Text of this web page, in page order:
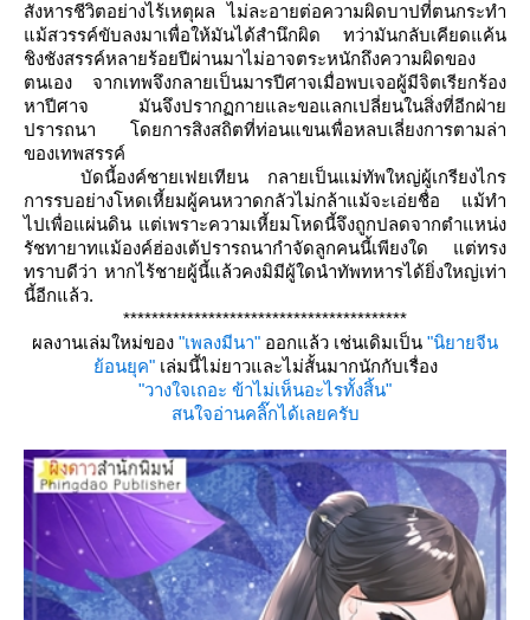
สังหารชีวิตอย่างไร้เหตุผลไม่ละอายต่อความผิดบาปที่ตนกระทำ
ม้สวรรค์ขับลงมาเพื่อให้มันได้สำนึกผิด ทว่ามันกลับเคียดแค้น
ชิงชังสรรค์หลายร้อยปีผ่านมาไม่อาจตระหนักถึงความผิดของ
ตนเอง จากเทพจึงกลายเป็นมารปีศาจเมื่อพบเจอผู้มีจิตเรียกร้อง
หาปีศาจ
มันจึงปรากฏกายและขอแลกเปลี่ยนในสิ่งที่อีกฝ่า
ปรารถนา
ดยการสิงสถิตที่ท่อนแขนเพื่อหลบเลี่ยงการตามล่า
ของเทพสรรค์
บัดนี้องค์ชายเฟยเทียน กลายเป็นแม่ทัพใหญ่ผู้เกรียงไกร
การรบอย่างโหดเหี้ยมผู้คนหวาดกลัวไม่กล้าแม้จะเอ่ยชื่อ แม้ทำ
ไปเพื่อแผ่นดิน แต่เพราะความเหี้ยมโหดนี้จึงถูกปลดจากตำแหน่ง
รัชทายาทแม้องค์ฮ่องเต้ปรารถนากำจัดลูกคนนี้เพียงใด แต่ทรง
ทราบดีว่า หากไร้ชายผู้นี้แล้วคงมิมีผู้ใดนำทัพทหารได้ยิ่งใหญ่เท่า
นี้อีกแล้ว.
****************************************
ผลงานเล่มใหม่ของ "เพลงมีนา" ออกแล้ว เช่นเดิมเป็น "นิยายจีน
้อนยุค" เล่มนี้ไม่ยาวและไม่สั้นมากนักกับเรื่อง
"วางใจเถอะ ข้าไม่เห็นอะไรทั้งสิ้น"
สนใจอ่านคลิ๊กได้เลยครับ